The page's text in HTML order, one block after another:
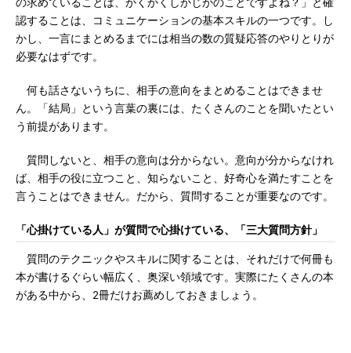
認することは、コミュニケーションの基本スキルの一つです。し
かし、一言にまとめるまでには相当の数の質疑応答のやりとりが
必要なはずです。
何も話さないうちに、相手の意向をまとめることはできませ
ん。「結局」という言葉の裏には、たくさんのことを聞いたとい
う前提があります。
質問しないと、相手の意向は分からない。意向が分からなけれ
ば、相手の役に立つこと、知らないこと、好奇心を満たすことを
言うことはできません。だから、質問することが重要なのです。
「心掛けている人」が質問で心掛けている、「三大質問方針」
質問のテクニックやスキルに関することは、それだけで何冊も
本が書けるぐらい幅広く、奥深い領域です。実際にたくさんの本
がある中から、2冊だけお薦めしておきましょう。